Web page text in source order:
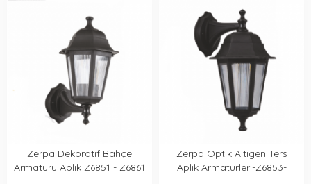
Zerpa Dekoratif Bahçe
Armatürü Aplik Z6851 - Z6861
Zerpa Optik Altıgen Ters
Aplik Armatürleri-Z6853-